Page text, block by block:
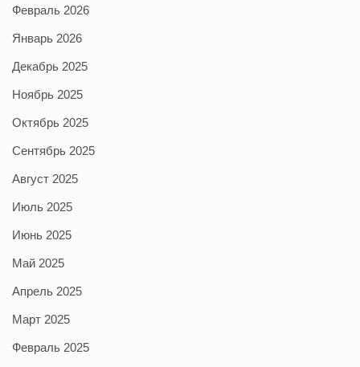
Февраль 2026
Январь 2026
Декабрь 2025
Ноябрь 2025
Октябрь 2025
Сентябрь 2025
Август 2025
Июль 2025
Июнь 2025
Май 2025
Апрель 2025
Март 2025
Февраль 2025